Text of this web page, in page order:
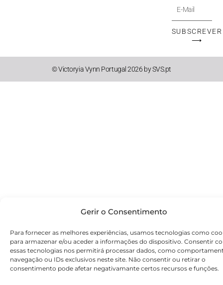
Gerir o Consentimento
Para fornecer as melhores experiências, usamos tecnologias como
para armazenar e/ou aceder a informações do dispositivo. Consentir
essas tecnologias nos permitirá processar dados, como
navegação ou IDs exclusivos neste site. Não consentir ou retirar o
consentimento pode afetar negativamante certos recursos e funções.
E-
Mail
SUBSCREVER
⟶
© Victoryia Vynn Portugal 2026 by SVS.pt